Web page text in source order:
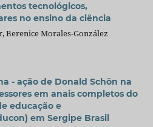
tecnológicos,
no ensino da ciência
Berenice Morales-González
- ação de Donald Schön na
em anais completos do
educação e
em Sergipe Brasil